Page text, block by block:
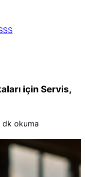
için Servis,
dk okuma